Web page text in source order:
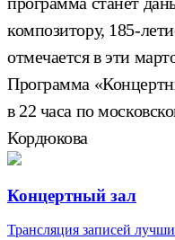
композитору, 185-
отмечается в эти
Программа
в 22 часа по
Кордюкова
Концертный зал
Трансляция записей